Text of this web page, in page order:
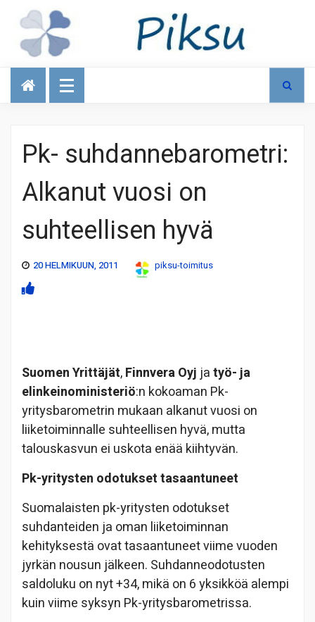
Talous
Pk- suhdannebarometri:
Alkanut vuosi on
suhteellisen hyvä
20 HELMIKUUN, 2011 piksu-toimitus
Suomen Yrittäjät,Finnvera Oyj jatyö- ja
elinkeinoministeriö:n kokoaman Pk-
yritysbarometrin mukaan alkanut vuosi on
liiketoiminnalle suhteellisen hyvä, mutta
talouskasvun ei uskota enää kiihtyvän.
Pk-yritysten odotukset tasaantuneet
Suomalaisten pk-yritysten odotukset
suhdanteiden ja oman liiketoiminnan
kehityksestä ovat tasaantuneet viime vuoden
jyrkän nousun jälkeen. Suhdanneodotusten
saldoluku on nyt +34, mikä on 6 yksikköä alempi
kuin viime syksyn Pk-yritysbarometrissa.